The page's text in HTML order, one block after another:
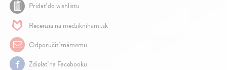
Pridať do wishlistu
Recenzia na medziknihami.sk
Odporučiť známemu
Zdielať na Facebooku